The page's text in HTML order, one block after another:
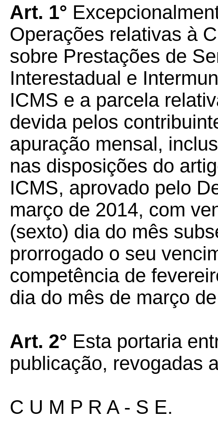
Art. 1°
Operações relativas à
sobre Prestações de
Interestadual e
ICMS e a parcela
devida pelos
apuração mensal,
nas disposições do
ICMS, aprovado pelo
março de 2014, com
(sexto) dia do mês
prorrogado o seu
competência de
dia do mês de março
Art. 2° Esta portaria
publicação, revogadas
C U M P R A - S E.